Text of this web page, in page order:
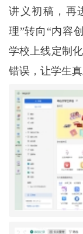
讲义初稿，再
理”转向“内容
学校上线定制
错误，让学生